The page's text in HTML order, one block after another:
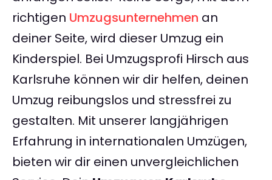
richtigen Umzugsunternehmen an
deiner Seite, wird dieser Umzug ein
Kinderspiel. Bei Umzugsprofi Hirsch aus
Karlsruhe können wir dir helfen, deinen
Umzug reibungslos und stressfrei zu
gestalten. Mit unserer langjährigen
Erfahrung in internationalen Umzügen,
bieten wir dir einen unvergleichlichen